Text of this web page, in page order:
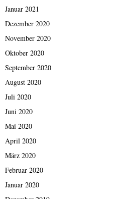
Januar 2021
Dezember 2020
November 2020
Oktober 2020
September 2020
August 2020
Juli 2020
Juni 2020
Mai 2020
April 2020
März 2020
Februar 2020
Januar 2020